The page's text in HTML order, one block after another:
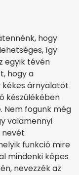
hogy
így
egyik tévén
hogy a
kékes árnyalatot
készülékében
Nem fogunk még
valamennyi
nevét
funkció mire
mindenki képes
nevezzék az